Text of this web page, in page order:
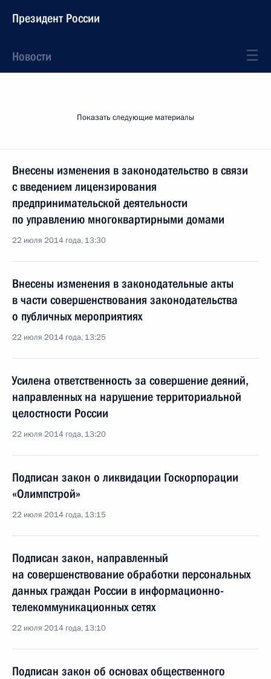
Президент России
Новости
Показать следующие материалы
Внесены изменения в законодательство в связи
с введением лицензирования
предпринимательской деятельности
по управлению многоквартирными домами
22 июля 2014 года, 13:30
Внесены изменения в законодательные акты
в части совершенствования законодательства
о публичных мероприятиях
22 июля 2014 года, 13:25
Усилена ответственность за совершение деяний,
направленных на нарушение территориальной
целостности России
22 июля 2014 года, 13:20
Подписан закон о ликвидации Госкорпорации
«Олимпстрой»
22 июля 2014 года, 13:15
Подписан закон, направленный
на совершенствование обработки персональных
данных граждан России в информационно-
телекоммуникационных сетях
22 июля 2014 года, 13:10
Подписан закон об основах общественного